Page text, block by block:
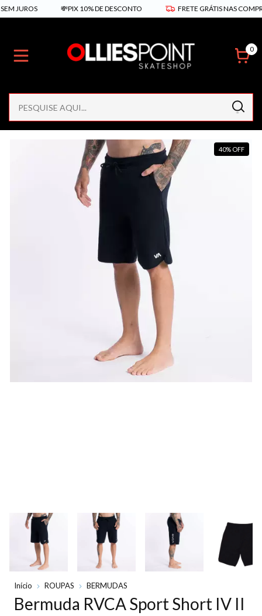
JUROS 💸PIX 10% DE DESCONTO FRETE GRÁTIS NAS
0
40% OFF
Início ROUPAS BERMUDAS
Bermuda RVCA Sport Short IV II